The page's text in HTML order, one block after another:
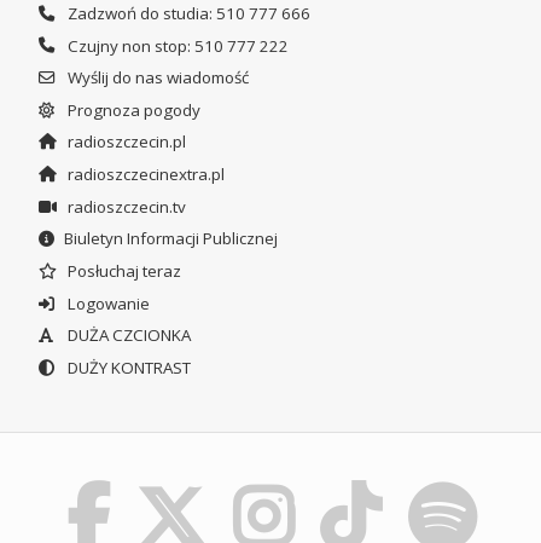
Zadzwoń do studia: 510 777 666
Czujny non stop: 510 777 222
Wyślij do nas wiadomość
Prognoza pogody
radioszczecin.pl
radioszczecinextra.pl
radioszczecin.tv
Biuletyn Informacji Publicznej
Posłuchaj teraz
Logowanie
DUŻA CZCIONKA
DUŻY KONTRAST